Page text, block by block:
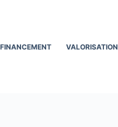
FINANCEMENT VALORISATION